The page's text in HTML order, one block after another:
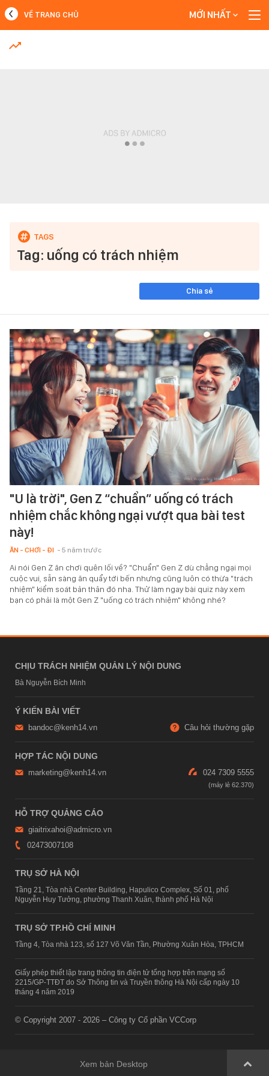
MỚI NHẤT
VỀ TRANG CHỦ MỚI NHẤT
Tag: uống có trách nhiệm
Chia sẻ
"U là trời", Gen Z “chuẩn” uống có trách
nhiệm chắc không ngại vượt qua bài test
này!
ĂN - CHƠI - ĐI - 5 năm trước
Ai nói Gen Z ăn chơi quên lối về? "Chuẩn" Gen Z dù chẳng ngại mọi
cuộc vui, sẵn sàng ăn quẩy tới bến nhưng cũng luôn có thừa "trách
nhiệm" kiểm soát bản thân đó nha. Thử làm ngay bài quiz này xem
bạn có phải là một Gen Z "uống có trách nhiệm" không nhé?
CHỊU TRÁCH NHIỆM QUẢN LÝ NỘI DUNG
Bà Nguyễn Bích Minh
Ý KIẾN BÀI VIẾT
bandoc@kenh14.vn Câu hỏi thường gặp
HỢP TÁC NỘI DUNG
marketing@kenh14.vn 024 7309 5555
HỖ TRỢ QUẢNG CÁO
giaitrixahoi@admicro.vn
02473007108
TRỤ SỞ HÀ NỘI
Tầng 21, Tòa nhà Center Building, Hapulico Complex, Số 01, phố
Nguyễn Huy Tưởng, phường Thanh Xuân, thành phố Hà Nội
TRỤ SỞ TP.HỒ CHÍ MINH
Tầng 4, Tòa nhà 123, số 127 Võ Văn Tần, Phường Xuân Hòa, TPHCM
Giấy phép thiết lập trang thông tin điện tử tổng hợp trên mạng số
2215/GP-TTĐT do Sở Thông tin và Truyền thông Hà Nội cấp ngày 10
tháng 4 năm 2019
© Copyright 2007 - 2026 – Công ty Cổ phần VCCorp
Xem bản Desktop